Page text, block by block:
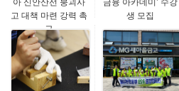
아 신안산선 붕괴사
고 대책 마련 강력 촉
구
금융 아카데미’ 수강
생 모집